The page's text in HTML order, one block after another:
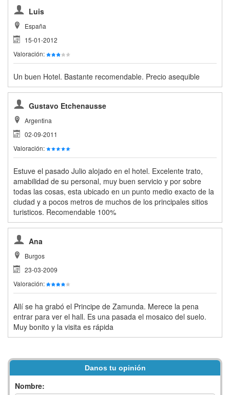
Luis
España
15-01-2012
Valoración:
Un buen Hotel. Bastante recomendable. Precio asequible
Gustavo Etchenausse
Argentina
02-09-2011
Valoración:
Estuve el pasado Julio alojado en el hotel. Excelente trato,
amabilidad de su personal, muy buen servicio y por sobre
todas las cosas, esta ubicado en un punto medio exacto de la
ciudad y a pocos metros de muchos de los principales sitios
turisticos. Recomendable 100%
Ana
Burgos
23-03-2009
Valoración:
Allí se ha grabó el Principe de Zamunda. Merece la pena
entrar para ver el hall. Es una pasada el mosaico del suelo.
Muy bonito y la visita es rápida
Danos tu opinión
Nombre: